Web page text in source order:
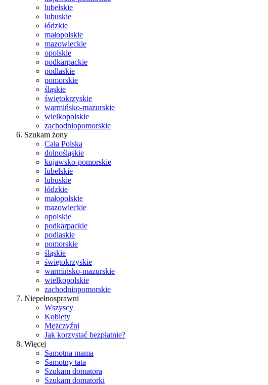
lubelskie
lubuskie
łódzkie
małopolskie
mazowieckie
opolskie
podkarpackie
podlaskie
pomorskie
śląskie
świętokrzyskie
warmińsko-mazurskie
wielkopolskie
zachodniopomorskie
Szukam żony
Cała Polska
dolnośląskie
kujawsko-pomorskie
lubelskie
lubuskie
łódzkie
małopolskie
mazowieckie
opolskie
podkarpackie
podlaskie
pomorskie
śląskie
świętokrzyskie
warmińsko-mazurskie
wielkopolskie
zachodniopomorskie
Niepełnosprawni
Wszyscy
Kobiety
Mężczyźni
Jak korzystać bezpłatnie?
Więcej
Samotna mama
Samotny tata
Szukam domatora
Szukam domatorki